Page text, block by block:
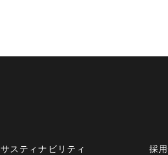
サスティナビリティ 採